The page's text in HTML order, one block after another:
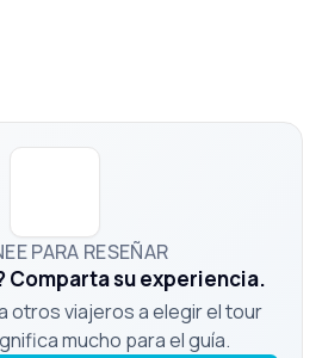
PARA RESEÑAR
Comparta su experiencia.
otros viajeros a elegir el tour
mucho para el guía.